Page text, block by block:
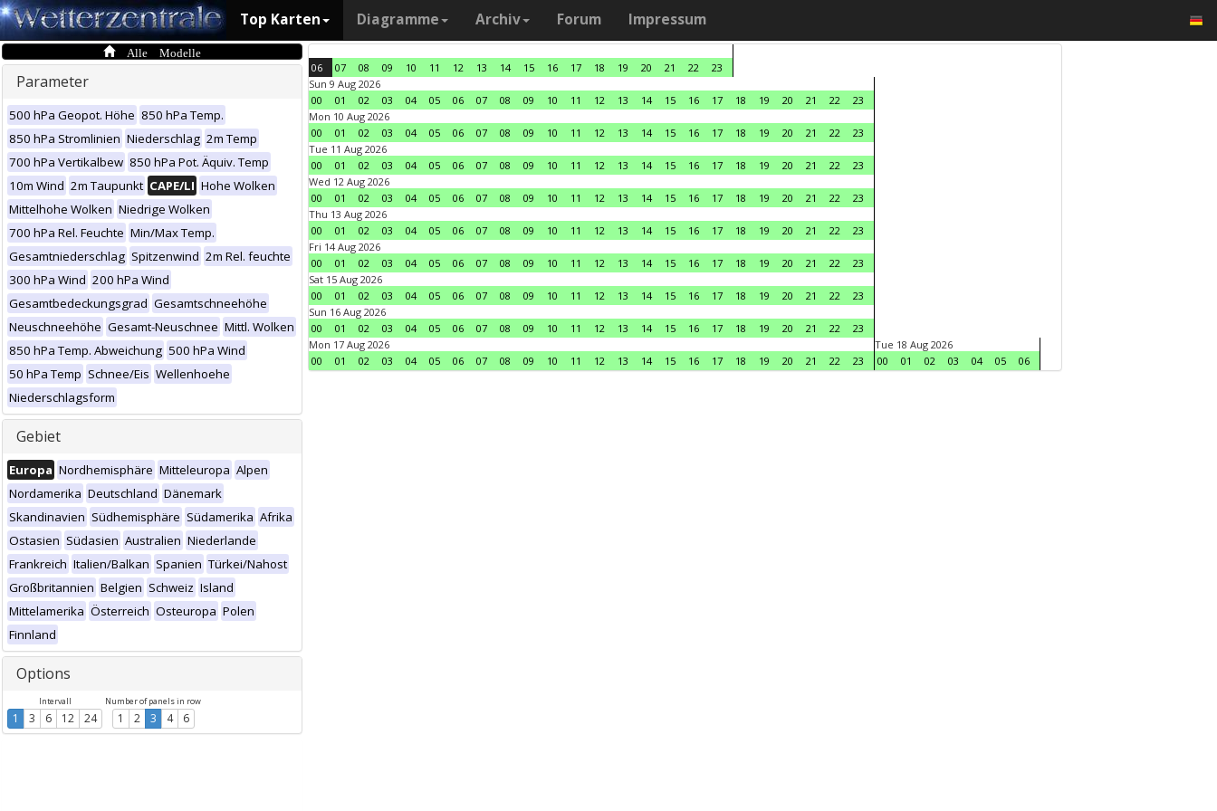
Top Karten Diagramme Archiv Forum Impressum
Alle Modelle
Parameter
500 hPa Geopot. Höhe 850 hPa Temp.
850 hPa Stromlinien Niederschlag 2m Temp
700 hPa Vertikalbew 850 hPa Pot. Äquiv. Temp
10m Wind 2m Taupunkt CAPE/LI Hohe Wolken
Mittelhohe Wolken Niedrige Wolken
700 hPa Rel. Feuchte Min/Max Temp.
Gesamtniederschlag Spitzenwind 2m Rel. feuchte
300 hPa Wind 200 hPa Wind
Gesamtbedeckungsgrad Gesamtschneehöhe
Neuschneehöhe Gesamt-Neuschnee Mittl. Wolken
850 hPa Temp. Abweichung 500 hPa Wind
50 hPa Temp Schnee/Eis Wellenhoehe
Niederschlagsform
Gebiet
Europa Nordhemisphäre Mitteleuropa Alpen
Nordamerika Deutschland Dänemark
Skandinavien Südhemisphäre Südamerika Afrika
Ostasien Südasien Australien Niederlande
Frankreich Italien/Balkan Spanien Türkei/Nahost
Großbritannien Belgien Schweiz Island
Mittelamerika Österreich Osteuropa Polen
Finnland
Options
Intervall
1 3 6 12 24
Number of panels in row
1 2 3 4 6
06 07 08 09 10 11 12 13 14 15 16 17 18 19 20 21 22
23
Sun 9 Aug 2026
00
01 02 03 04 05 06 07 08 09 10 11 12 13 14 15 16 17 18 19 20 21 22
23
Mon 10 Aug 2026
00
01 02 03 04 05 06 07 08 09 10 11 12 13 14 15 16 17 18 19 20 21 22
23
Tue 11 Aug 2026
00
01 02 03 04 05 06 07 08 09 10 11 12 13 14 15 16 17 18 19 20 21 22
23
Wed 12 Aug 2026
00
01 02 03 04 05 06 07 08 09 10 11 12 13 14 15 16 17 18 19 20 21 22
23
Thu 13 Aug 2026
00
01 02 03 04 05 06 07 08 09 10 11 12 13 14 15 16 17 18 19 20 21 22
23
Fri 14 Aug 2026
00
01 02 03 04 05 06 07 08 09 10 11 12 13 14 15 16 17 18 19 20 21 22
23
Sat 15 Aug 2026
00
01 02 03 04 05 06 07 08 09 10 11 12 13 14 15 16 17 18 19 20 21 22
23
Sun 16 Aug 2026
00
01 02 03 04 05 06 07 08 09 10 11 12 13 14 15 16 17 18 19 20 21 22
23
Mon 17 Aug 2026
00
01 02 03 04 05 06 07 08 09 10 11 12 13 14 15 16 17 18 19 20 21 22 23
Tue 18 Aug 2026
00
01 02 03 04 05 06